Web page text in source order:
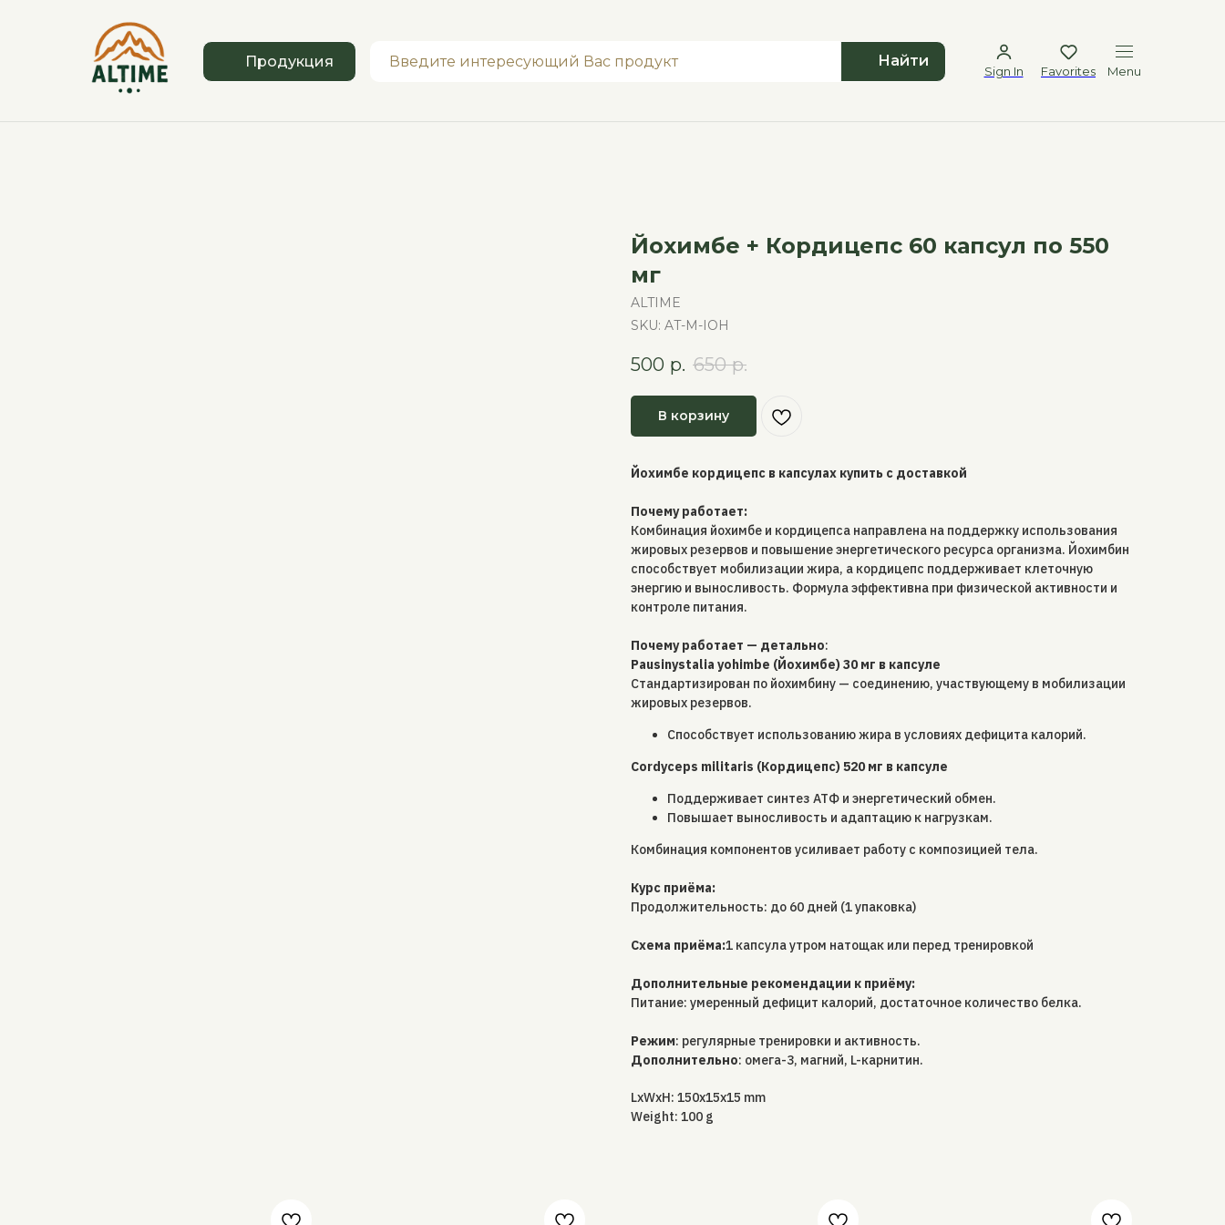
Продукция Найти
Sign In Favorites Menu
Йохимбе + Кордицепс 60 капсул по 550
мг
ALTIME
SKU: AT-M-IOH
500 р. 650 р.
В корзину
Йохимбе кордицепс в капсулах купить с доставкой
Почему работает:
Комбинация йохимбе и кордицепса направлена на поддержку использования
жировых резервов и повышение энергетического ресурса организма. Йохимбин
способствует мобилизации жира, а кордицепс поддерживает клеточную
энергию и выносливость. Формула эффективна при физической активности и
контроле питания.
Почему работает — детально:
Pausinystalia yohimbe (Йохимбе) 30 мг в капсуле
Стандартизирован по йохимбину — соединению, участвующему в мобилизации
жировых резервов.
Способствует использованию жира в условиях дефицита калорий.
Cordyceps militaris (Кордицепс) 520 мг в капсуле
Поддерживает синтез АТФ и энергетический обмен.
Повышает выносливость и адаптацию к нагрузкам.
Комбинация компонентов усиливает работу с композицией тела.
Курс приёма:
Продолжительность: до 60 дней (1 упаковка)
Схема приёма:1 капсула утром натощак или перед тренировкой
Дополнительные рекомендации к приёму:
Питание: умеренный дефицит калорий, достаточное количество белка.
Режим: регулярные тренировки и активность.
Дополнительно: омега-3, магний, L-карнитин.
LxWxH: 150x15x15 mm
Weight: 100 g